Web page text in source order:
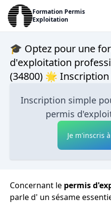
Formation Permis
Exploitation
🎓 Optez pour une
d'exploitation
(34800) 🌟
Inscription simple
permis
Je m'inscris
Concernant le permis
parle d' un sésame